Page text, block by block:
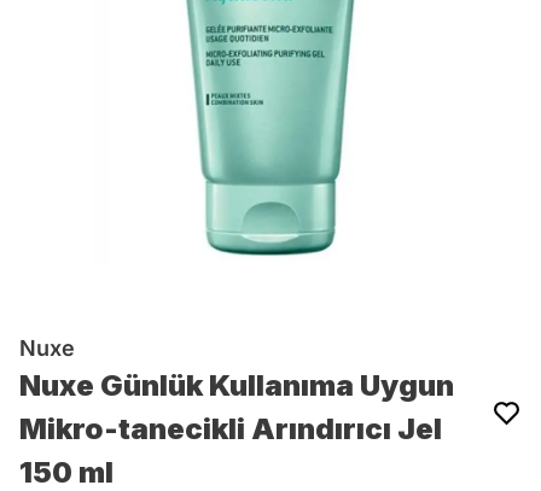
Nuxe
Nuxe Günlük Kullanıma Uygun
Mikro-tanecikli Arındırıcı Jel
150 ml